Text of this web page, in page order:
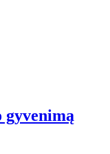
gyvenimą